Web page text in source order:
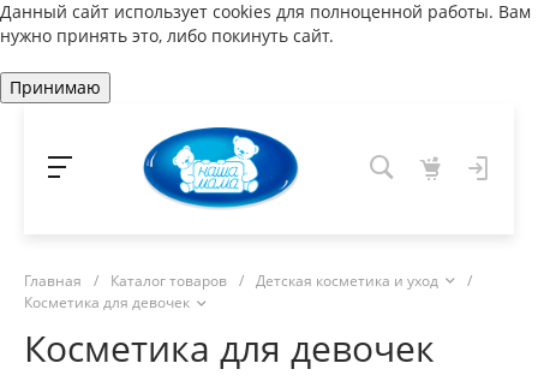
Данный сайт использует cookies для полноценной работы. Вам
нужно принять это, либо покинуть сайт.
Принимаю
Главная / Каталог товаров / Детская косметика и уход
/
Косметика для девочек
Косметика для девочек